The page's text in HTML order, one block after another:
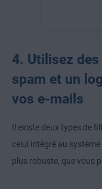
4. Utilisez
spam et un
vos e-mails
Il existe deux types de
celui intégré au
plus robuste, que vous